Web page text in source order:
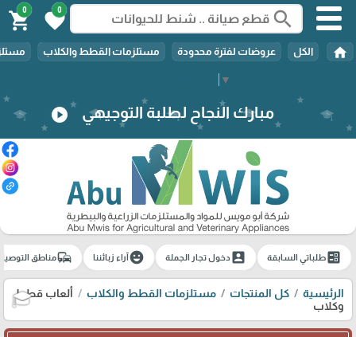
▼
search
0
favorite
0
shopping_cart
home الكل عروضات لفترة محدودة مستلزمات القطط والكلاب
مبارك النجاح لطلبة التوجيهي play_circle
ballotطلباتي السابقة account_boxدخول تجار الجملة emoji_emotionsآراء زبائننا commuteمناطق
الرئيسية كل المنتجات مستلزمات القطط والكلاب
ألعاب قطط
وكلاب